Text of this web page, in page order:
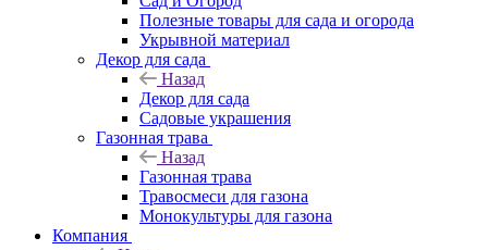
Полезные товары для сада и огорода
Укрывной материал
Декор для сада
Назад
Декор для сада
Садовые украшения
Газонная трава
Назад
Газонная трава
Травосмеси для газона
Монокультуры для газона
Компания